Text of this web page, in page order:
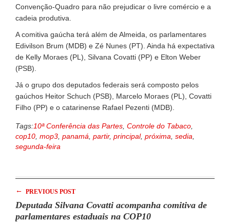
Convenção-Quadro para não prejudicar o livre comércio e a
cadeia produtiva.
A comitiva gaúcha terá além de Almeida, os parlamentares
Edivilson Brum (MDB) e Zé Nunes (PT). Ainda há expectativa
de Kelly Moraes (PL), Silvana Covatti (PP) e Elton Weber
(PSB).
Já o grupo dos deputados federais será composto pelos
gaúchos Heitor Schuch (PSB), Marcelo Moraes (PL), Covatti
Filho (PP) e o catarinense Rafael Pezenti (MDB).
Tags:10ª Conferência das Partes Controle do Tabaco
cop10 mop3 panamá partir, principal, próxima sedia
segunda-feira
← PREVIOUS POST
Deputada Silvana Covatti acompanha comitiva de
parlamentares estaduais na COP10